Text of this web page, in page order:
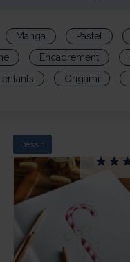
Manga Pastel
Encadrement
Origami
Dessin